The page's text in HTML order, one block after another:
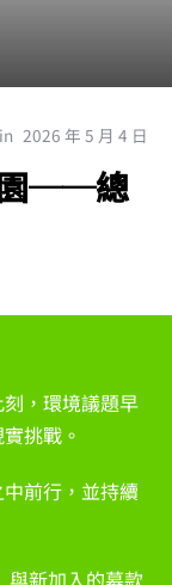
2026 年 5 月 4 日
園──總
，環境議題早
挑戰。
前行，並持續
與新加入的募款